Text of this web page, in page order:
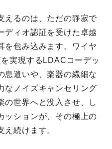
えるのは、ただの静寂で
ディオ認証を受けた卓越
を包み込みます。ワイヤ
実現するLDACコーデッ
息遣いや、楽器の繊細な
なノイズキャンセリング
の世界へと没入させ、し
ッションが、その極上の
え続けます。